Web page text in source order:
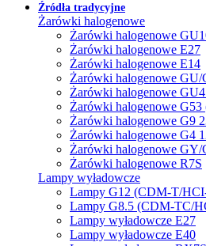
Źródła tradycyjne
Żarówki halogenowe
Żarówki halogenowe
Żarówki halogenowe E27
Żarówki halogenowe E14
Żarówki halogenowe
Żarówki halogenowe
Żarówki halogenowe
Żarówki halogenowe G9
Żarówki halogenowe G4
Żarówki halogenowe
Żarówki halogenowe R7S
Lampy wyładowcze
Lampy G12 (CDM-T/
Lampy G8.5 (CDM-TC/
Lampy wyładowcze E27
Lampy wyładowcze E40